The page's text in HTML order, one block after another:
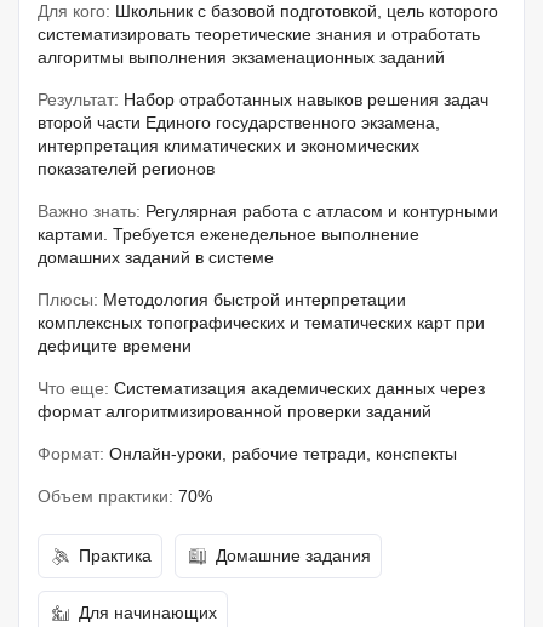
Для кого: Школьник с базовой подготовкой, цель которого
систематизировать теоретические знания и отработать
алгоритмы выполнения экзаменационных заданий
Результат: Набор отработанных навыков решения задач
второй части Единого государственного экзамена,
интерпретация климатических и экономических
показателей регионов
Важно знать: Регулярная работа с атласом и контурными
картами. Требуется еженедельное выполнение
домашних заданий в системе
Плюсы: Методология быстрой интерпретации
комплексных топографических и тематических карт при
дефиците времени
Что еще: Систематизация академических данных через
формат алгоритмизированной проверки заданий
Формат: Онлайн-уроки, рабочие тетради, конспекты
Объем практики: 70%
Практика Домашние задания
Для начинающих